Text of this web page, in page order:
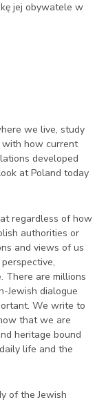
jej obywatele w
we live, study
with how current
developed
at Poland today
regardless of how
authorities or
and views of us
There are millions
Jewish dialogue
We write to
that we are
heritage bound
life and the
of the Jewish